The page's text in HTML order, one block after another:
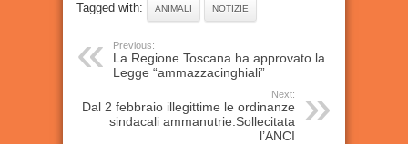
Tagged with: ANIMALI NOTIZIE
Previous:
La Regione Toscana ha approvato la
Legge “ammazzacinghiali”
Next:
Dal 2 febbraio illegittime le ordinanze
sindacali ammanutrie.Sollecitata
l’ANCI